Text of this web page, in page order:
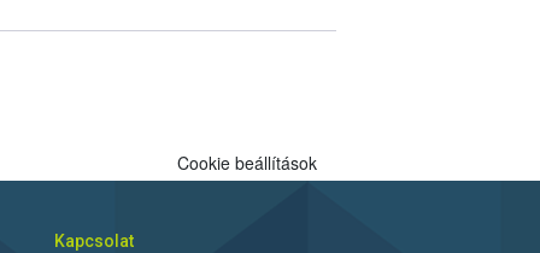
Cookie beállítások
Kapcsolat